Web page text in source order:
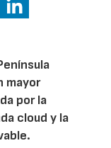
mayor
por la
cloud y la